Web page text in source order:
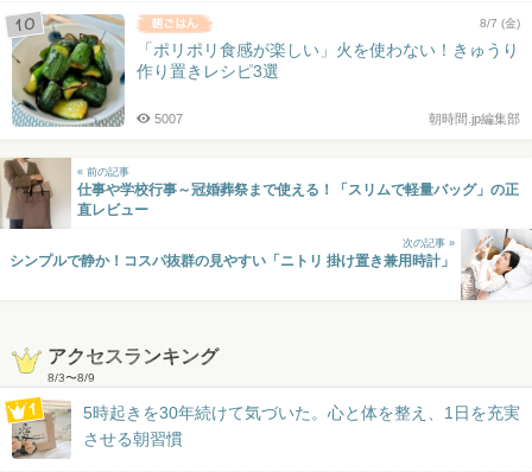
8/7 (金)
「ポリポリ食感が楽しい」火を使わない！きゅうり
作り置きレシピ3選
朝時間.jp編集部
5007
« 前の記事
仕事や学校行事～冠婚葬祭まで使える！「スリムで軽量バッグ」の正
直レビュー
次の記事 »
シンプルで静か！コスパ抜群の見やすい「ニトリ 掛け置き兼用時計」
アクセスランキング
8/3〜8/9
5時起きを30年続けて気づいた。心と体を整え、1日を充実
させる朝習慣